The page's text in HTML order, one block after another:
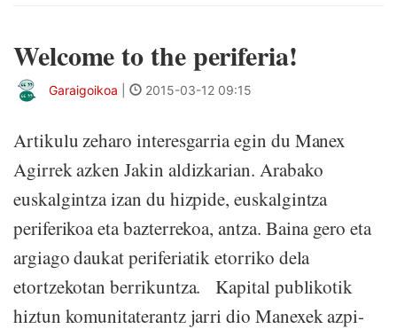
Welcome to the periferia!
Garaigoikoa 2015-03-12 09:15
Artikulu zeharo interesgarria egin du Manex
Agirrek azken Jakin aldizkarian. Arabako
euskalgintza izan du hizpide, euskalgintza
periferikoa eta bazterrekoa, antza. Baina gero eta
argiago daukat periferiatik etorriko dela
etortzekotan berrikuntza. Kapital publikotik
hiztun komunitaterantz jarri dio Manexek azpi-